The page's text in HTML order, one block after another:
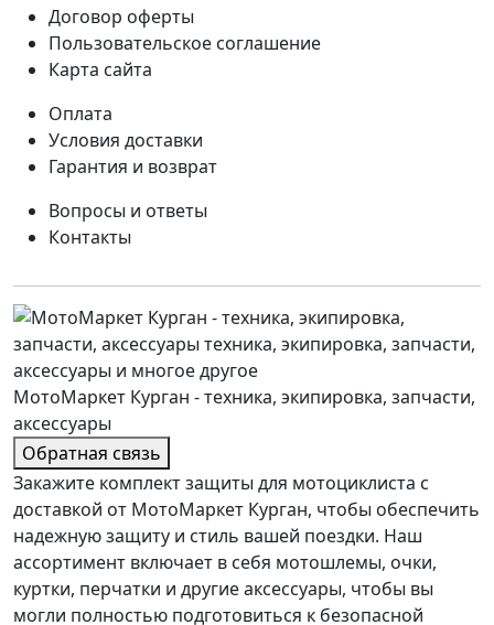
Договор оферты
Пользовательское соглашение
Карта сайта
Оплата
Условия доставки
Гарантия и возврат
Вопросы и ответы
Контакты
МотоМаркет Курган - техника, экипировка, запчасти,
аксессуары
Обратная связь
Закажите комплект защиты для мотоциклиста с
доставкой от МотоМаркет Курган, чтобы обеспечить
надежную защиту и стиль вашей поездки. Наш
ассортимент включает в себя мотошлемы, очки,
куртки, перчатки и другие аксессуары, чтобы вы
могли полностью подготовиться к безопасной